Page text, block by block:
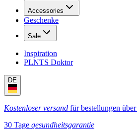
Accessories
Geschenke
Sale
Inspiration
PLNTS Doktor
DE
Kostenloser versand für bestellungen über
30 Tage gesundheitsgarantie